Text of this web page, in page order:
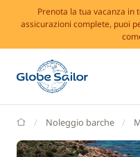
Prenota la tua vacanza
assicurazioni complete, puoi
GlobeSailor
Noleggio barche